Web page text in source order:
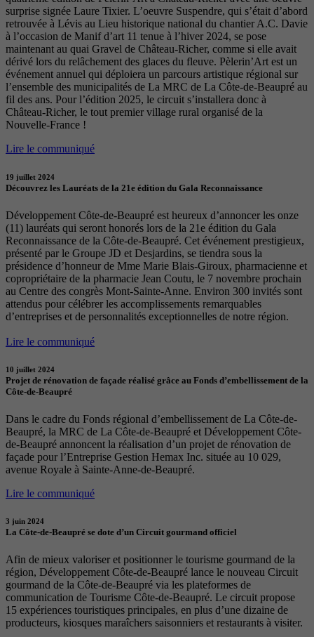
surprise signée Laure Tixier. L’oeuvre Suspendre, qui s’était d’abord
retrouvée à Lévis au Lieu historique national du chantier A.C. Davie
à l’occasion de Manif d’art 11 tenue à l’hiver 2024, se pose
maintenant au quai Gravel de Château-Richer, comme si elle avait
dérivé lors du relâchement des glaces du fleuve. Pèlerin’Art est un
événement annuel qui déploiera un parcours artistique régional sur
l’ensemble des municipalités de La MRC de La Côte-de-Beaupré au
fil des ans. Pour l’édition 2025, le circuit s’installera donc à
Château-Richer, le tout premier village rural organisé de la
Nouvelle-France !
Lire le communiqué
19 juillet 2024
Découvrez les Lauréats de la 21e édition du Gala Reconnaissance
Développement Côte-de-Beaupré est heureux d’annoncer les onze
(11) lauréats qui seront honorés lors de la 21e édition du Gala
Reconnaissance de la Côte-de-Beaupré. Cet événement prestigieux,
présenté par le Groupe JD et Desjardins, se tiendra sous la
présidence d’honneur de Mme Marie Blais-Giroux, pharmacienne et
copropriétaire de la pharmacie Jean Coutu, le 7 novembre prochain
au Centre des congrès Mont-Sainte-Anne. Environ 300 invités sont
attendus pour célébrer les accomplissements remarquables
d’entreprises et de personnalités exceptionnelles de notre région.
Lire le communiqué
10 juillet 2024
Projet de rénovation de façade réalisé grâce au Fonds d’embellissement de la
Côte-de-Beaupré
Dans le cadre du Fonds régional d’embellissement de La Côte-de-
Beaupré, la MRC de La Côte-de-Beaupré et Développement Côte-
de-Beaupré annoncent la réalisation d’un projet de rénovation de
façade pour l’Entreprise Gestion Hemax Inc. située au 10 029,
avenue Royale à Sainte-Anne-de-Beaupré.
Lire le communiqué
3 juin 2024
La Côte-de-Beaupré se dote d’un Circuit gourmand officiel
Afin de mieux valoriser et positionner le tourisme gourmand de la
région, Développement Côte-de-Beaupré lance le nouveau Circuit
gourmand de la Côte-de-Beaupré via les plateformes de
communication de Tourisme Côte-de-Beaupré. Le circuit propose
15 expériences touristiques principales, en plus d’une dizaine de
producteurs, kiosques maraîchers saisonniers et restaurants à visiter.